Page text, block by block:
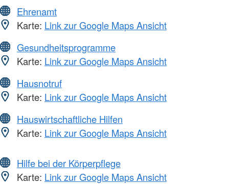
Ehrenamt
Karte: Link zur Google Maps Ansicht
Gesundheitsprogramme
Karte: Link zur Google Maps Ansicht
Hausnotruf
Karte: Link zur Google Maps Ansicht
Hauswirtschaftliche Hilfen
Karte: Link zur Google Maps Ansicht
Hilfe bei der Körperpflege
Karte: Link zur Google Maps Ansicht